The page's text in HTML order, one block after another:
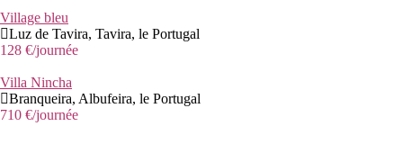
Village bleu
Luz de Tavira, Tavira, le Portugal
128 €/journée
Villa Nincha
Branqueira, Albufeira, le Portugal
710 €/journée